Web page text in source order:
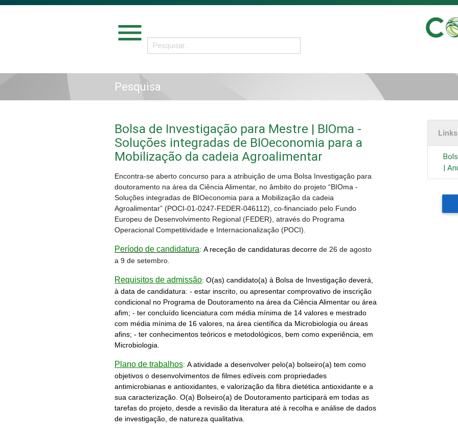
menu
Pesquisa
Bolsa de Investigação para Mestre | BIOma -
Soluções integradas de BIOeconomia para a
Mobilização da cadeia Agroalimentar
Encontra-se aberto concurso para a atribuição de uma Bolsa Investigação para
doutoramento na área da Ciência Alimentar, no âmbito do projeto “BIOma -
Soluções integradas de BIOeconomia para a Mobilização da cadeia
Agroalimentar” (POCI-01-0247-FEDER-046112), co-financiado pelo Fundo
Europeu de Desenvolvimento Regional (FEDER), através do Programa
Operacional Competitividade e Internacionalização (POCI).
Período de candidatura:A receção de candidaturas decorrede 26 de agosto
a 9 de setembro.
Requisitos de admissão:O(as) candidato(a) à Bolsa de Investigação deverá,
à data de candidatura: -estar inscrito, ou apresentar comprovativo de inscrição
condicional no Programa de Doutoramento na área da Ciência Alimentar ou área
afim; -ter concluído licenciatura com média mínima de 14 valores e mestrado
com média mínima de 16 valores, na área científica da Microbiologia ou áreas
afins; -ter conhecimentos teóricos e metodológicos, bem como experiência, em
Microbiologia.
Plano de trabalhos:A atividade a desenvolver pelo(a) bolseiro(a) tem como
objetivos o desenvolvimentos de filmes edíveis com propriedades
antimicrobianas e antioxidantes, e valorização da fibra dietética antioxidante e a
sua caracterização. O(a) Bolseiro(a) de Doutoramento participará em todas as
tarefas do projeto, desde a revisão da literatura até à recolha e análise de dados
de investigação, de natureza qualitativa.
|